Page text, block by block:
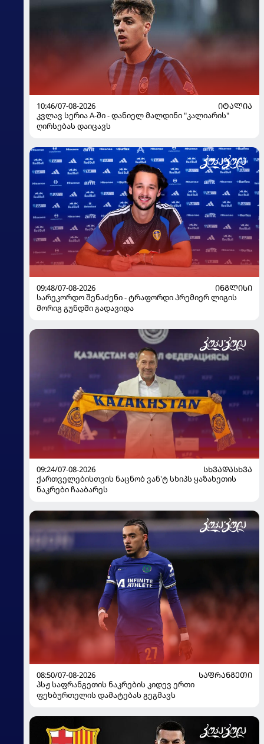
10:46/07-08-2026
ᲘᲢᲐᲚᲘᲐ
კვლავ სერია A-ში - დანიელ მალდინი "კალიარის"
ღირსებას დაიცავს
09:48/07-08-2026
ᲘᲜᲒᲚᲘᲡᲘ
სარეკორდო შენაძენი - ტრაფორდი პრემიერ ლიგის
მორიგ გუნდში გადავიდა
09:24/07-08-2026
ᲡᲮᲕᲐᲓᲐᲡᲮᲕᲐ
ქართველებისთვის ნაცნობ ვან'ტ სხიპს ყაზახეთის
ნაკრები ჩააბარეს
08:50/07-08-2026
ᲡᲐᲤᲠᲐᲜᲒᲔᲗᲘ
პსჟ საფრანგეთის ნაკრების კიდევ ერთი
ფეხბურთელის დამატებას გეგმავს